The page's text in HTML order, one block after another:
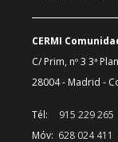
CERMI
C/ Prim, nº 3 3ª
28004 - Madrid -
Tél:
915 229 265
Móv: 628 024 411